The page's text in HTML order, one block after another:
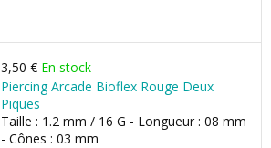
3,50 € En stock
Piercing Arcade Bioflex Rouge Deux
Piques
Taille : 1.2 mm / 16 G - Longueur : 08 mm
- Cônes : 03 mm